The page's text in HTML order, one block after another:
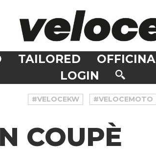
TAILORED OFFICINA
LOGIN
#VELOCEKW #VELOCEMOTO
COUPÈ